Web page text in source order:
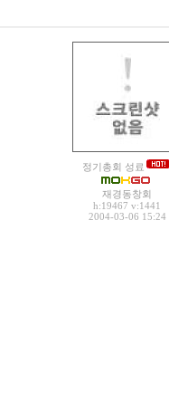
정기총회 성료
재경동창회
h:19467 v:1441
2004-03-06 15:24